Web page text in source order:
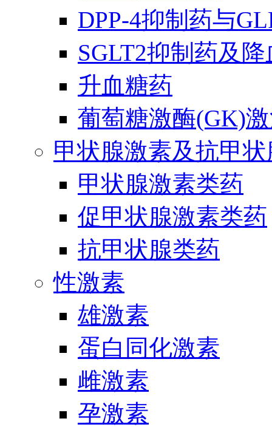
DPP-4抑制药与
SGLT2抑制药及
升血糖药
葡萄糖激酶(GK)
甲状腺激素及抗甲
甲状腺激素类药
促甲状腺激素类药
抗甲状腺类药
性激素
雄激素
蛋白同化激素
雌激素
孕激素